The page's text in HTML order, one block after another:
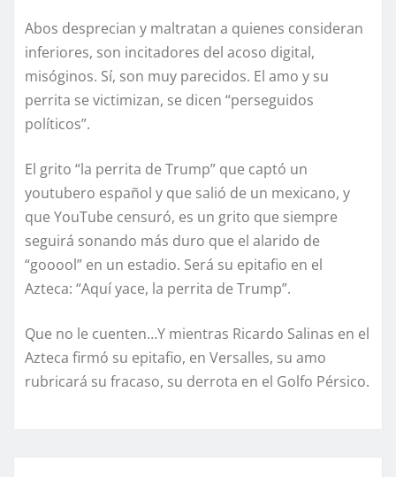
Abos desprecian y maltratan a quienes consideran
inferiores, son incitadores del acoso digital,
misóginos. Sí, son muy parecidos. El amo y su
perrita se victimizan, se dicen “perseguidos
políticos”.
El grito “la perrita de Trump” que captó un
youtubero español y que salió de un mexicano, y
que YouTube censuró, es un grito que siempre
seguirá sonando más duro que el alarido de
“gooool” en un estadio. Será su epitafio en el
Azteca: “Aquí yace, la perrita de Trump”.
Que no le cuenten…Y mientras Ricardo Salinas en el
Azteca firmó su epitafio, en Versalles, su amo
rubricará su fracaso, su derrota en el Golfo Pérsico.